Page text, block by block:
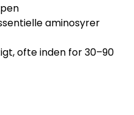
aminosyrer
ofte inden for 30–90